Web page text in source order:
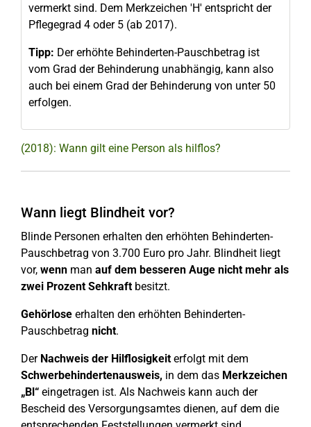
vermerkt sind. Dem Merkzeichen 'H' entspricht der
Pflegegrad 4 oder 5 (ab 2017).
Tipp: Der erhöhte Behinderten-Pauschbetrag ist
vom Grad der Behinderung unabhängig, kann also
auch bei einem Grad der Behinderung von unter 50
erfolgen.
(2018): Wann gilt eine Person als hilflos?
Wann liegt Blindheit vor?
Blinde Personen erhalten den erhöhten Behinderten-
Pauschbetrag von 3.700 Euro pro Jahr. Blindheit liegt
vor, wenn man auf dem besseren Auge nicht mehr als
zwei Prozent Sehkraftbesitzt.
Gehörlose erhalten den erhöhten Behinderten-
Pauschbetrag nicht.
Der Nachweis der Hilflosigkeiterfolgt mit dem
Schwerbehindertenausweis, in dem das Merkzeichen
„Bl“ eingetragen ist. Als Nachweis kann auch der
Bescheid des Versorgungsamtes dienen, auf dem die